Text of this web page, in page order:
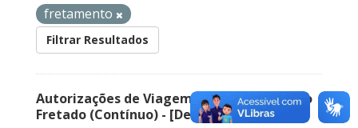
fretamento
Filtrar Resultados
Autorizações de Viagem Nacional – Serviço
Fretado (Contínuo) - [Descontinuado]